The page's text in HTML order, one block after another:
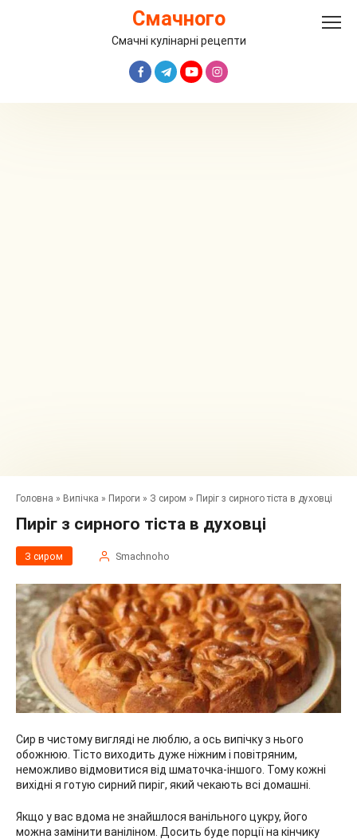
Смачного
Смачні кулінарні рецепти
Головна » Випічка » Пироги » З сиром » Пиріг з сирного тіста в духовці
Пиріг з сирного тіста в духовці
З сиром Smachnoho
Сир в чистому вигляді не люблю, а ось випічку з нього
обожнюю. Тісто виходить дуже ніжним і повітряним,
неможливо відмовитися від шматочка-іншого. Тому кожні
вихідні я готую сирний пиріг, який чекають всі домашні.
Якщо у вас вдома не знайшлося ванільного цукру, його
можна замінити ваніліном. Досить буде порції на кінчику